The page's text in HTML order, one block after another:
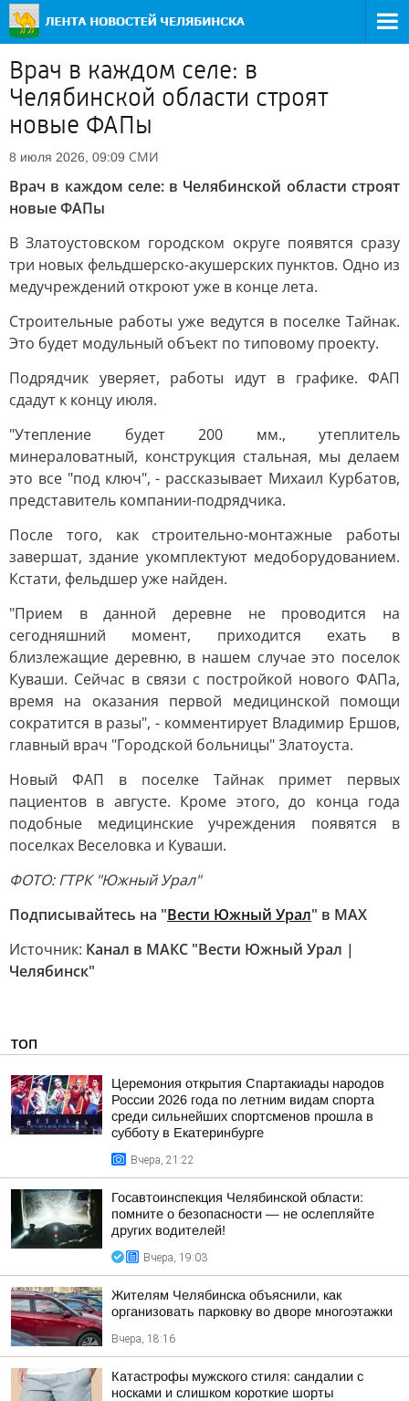
Врач в каждом селе: в
Челябинской области строят
новые ФАПы
8 июля 2026, 09:09 СМИ
Врач в каждом селе: в Челябинской области строят
новые ФАПы
В Златоустовском городском округе появятся сразу
три новых фельдшерско-акушерских пунктов. Одно из
медучреждений откроют уже в конце лета.
Строительные работы уже ведутся в поселке Тайнак.
Это будет модульный объект по типовому проекту.
Подрядчик уверяет, работы идут в графике. ФАП
сдадут к концу июля.
"Утепление будет 200 мм., утеплитель
минераловатный, конструкция стальная, мы делаем
это все "под ключ", - рассказывает Михаил Курбатов,
представитель компании-подрядчика.
После того, как строительно-монтажные работы
завершат, здание укомплектуют медоборудованием.
Кстати, фельдшер уже найден.
"Прием в данной деревне не проводится на
сегодняшний момент, приходится ехать в
близлежащие деревню, в нашем случае это поселок
Куваши. Сейчас в связи с постройкой нового ФАПа,
время на оказания первой медицинской помощи
сократится в разы", - комментирует Владимир Ершов,
главный врач "Городской больницы" Златоуста.
Новый ФАП в поселке Тайнак примет первых
пациентов в августе. Кроме этого, до конца года
подобные медицинские учреждения появятся в
поселках Веселовка и Куваши.
ФОТО: ГТРК "Южный Урал"
Подписывайтесь на "Вести Южный Урал" в MAХ
Источник: Канал в МАКС "Вести Южный Урал |
Челябинск"
ТОП
Церемония открытия Спартакиады народов
России 2026 года по летним видам спорта
среди сильнейших спортсменов прошла в
субботу в Екатеринбурге
Вчера, 21:22
Госавтоинспекция Челябинской области:
помните о безопасности — не ослепляйте
других водителей!
Вчера, 19:03
Жителям Челябинска объяснили, как
организовать парковку во дворе многоэтажки
Вчера, 18:16
Катастрофы мужского стиля: сандалии с
носками и слишком короткие шорты